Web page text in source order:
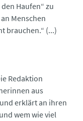
Haufen“ zu
Menschen
brauchen.“ (...)
Redaktion
aus
erklärt an ihren
wem wie viel